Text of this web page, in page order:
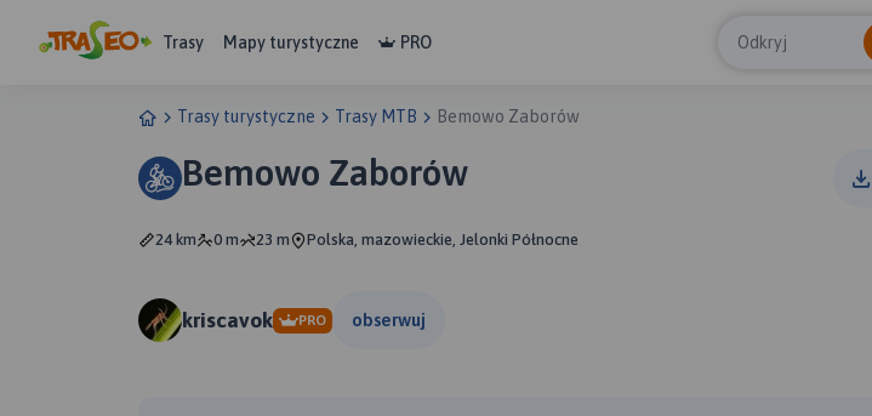
Trasy Mapy turystyczne PRO Odkryj
Trasy turystyczne Trasy MTB Bemowo Zaborów
Bemowo Zaborów
24 km 0 m 23 m Polska, mazowieckie, Jelonki Północne
kriscavok PRO obserwuj